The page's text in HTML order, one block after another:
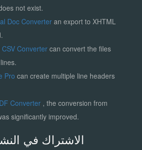
not exist.
Doc Converter an export to XHTML
CSV Convertercan convert the files
Pro can create multiple line headers
Converter , the conversion from
significantly improved.
الاشتراك في